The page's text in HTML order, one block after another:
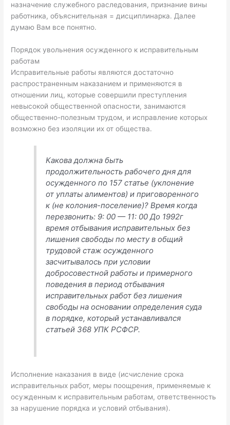
назначение служебного раследования, признание вины
работника, объяснительная = дисциплинарка. Далее
думаю Вам все понятно.
Порядок увольнения осужденного к исправительным
работам
Исправительные работы являются достаточно
распространенным наказанием и применяются в
отношении лиц, которые совершили преступления
невысокой общественной опасности, занимаются
общественно-полезным трудом, и исправление которых
возможно без изоляции их от общества.
Какова должна быть
продолжительность рабочего дня для
осужденного по 157 статье (уклонение
от уплаты алиментов) и приговоренного
к (не колония-поселение)? Время когда
перезвонить: 9: 00 — 11: 00 До 1992г
время отбывания исправительных без
лишения свободы по месту в общий
трудовой стаж осужденного
засчитывалось при условии
добросовестной работы и примерного
поведения в период отбывания
исправительных работ без лишения
свободы на основании определения суда
в порядке, который устанавливался
статьей 368 УПК РСФСР.
Исполнение наказания в виде (исчисление срока
исправительных работ, меры поощрения, применяемые к
осужденным к исправительным работам, ответственность
за нарушение порядка и условий отбывания).